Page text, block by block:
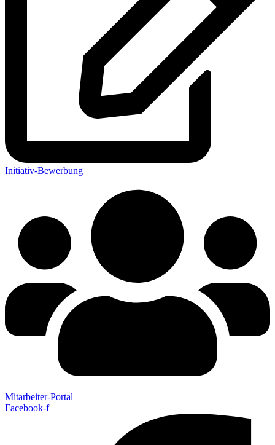
Initiativ-Bewerbung
Mitarbeiter-Portal
Facebook-f